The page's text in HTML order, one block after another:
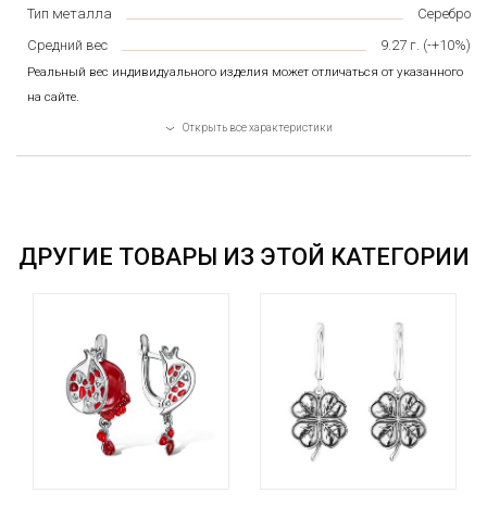
Тип металла
Серебро
Средний вес
9.27 г. (-+10%)
Реальный вес индивидуального изделия может отличаться от указанного
на сайте.
Открыть все характеристики
ДРУГИЕ ТОВАРЫ ИЗ ЭТОЙ КАТЕГОРИИ